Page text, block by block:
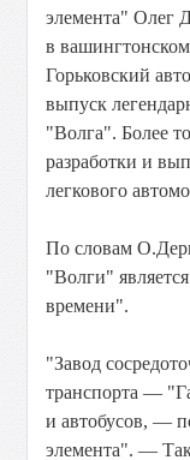
элемента" Олег
в
Горьковский
выпуск
"Волга". Более
разработки и
легкового
По словам
"Волги"
времени".
"Завод
транспорта —
и автобусов, —
элемента". —